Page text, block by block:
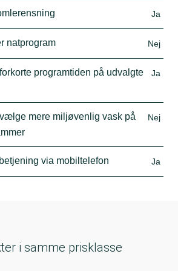
Ja
natprogram Nej
programtiden på udvalgte
Ja
mere miljøvenlig vask på
Nej
via mobiltelefon Ja
i samme prisklasse